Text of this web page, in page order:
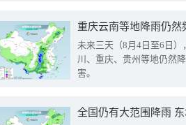
重庆云南等地降雨仍然
未来三天（8月4日至6日
川、重庆、贵州等地仍然
害。
全国仍有大范围降雨